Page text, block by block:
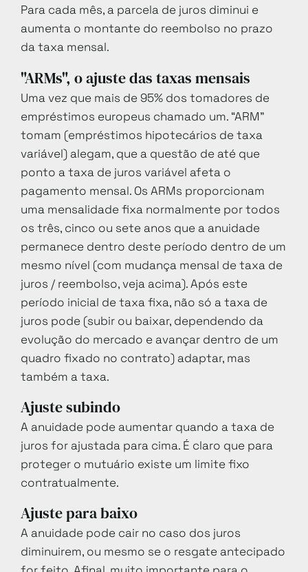
Para cada mês, a parcela de juros diminui e
aumenta o montante do reembolso no prazo
da taxa mensal.
"ARMs", o ajuste das taxas mensais
Uma vez que mais de 95% dos tomadores de
empréstimos europeus chamado um. “ARM”
tomam (empréstimos hipotecários de taxa
variável) alegam, que a questão de até que
ponto a taxa de juros variável afeta o
pagamento mensal. Os ARMs proporcionam
uma mensalidade fixa normalmente por todos
os três, cinco ou sete anos que a anuidade
permanece dentro deste período dentro de um
mesmo nível (com mudança mensal de taxa de
juros / reembolso, veja acima). Após este
período inicial de taxa fixa, não só a taxa de
juros pode (subir ou baixar, dependendo da
evolução do mercado e avançar dentro de um
quadro fixado no contrato) adaptar, mas
também a taxa.
Ajuste subindo
A anuidade pode aumentar quando a taxa de
juros for ajustada para cima. É claro que para
proteger o mutuário existe um limite fixo
contratualmente.
Ajuste para baixo
A anuidade pode cair no caso dos juros
diminuirem, ou mesmo se o resgate antecipado